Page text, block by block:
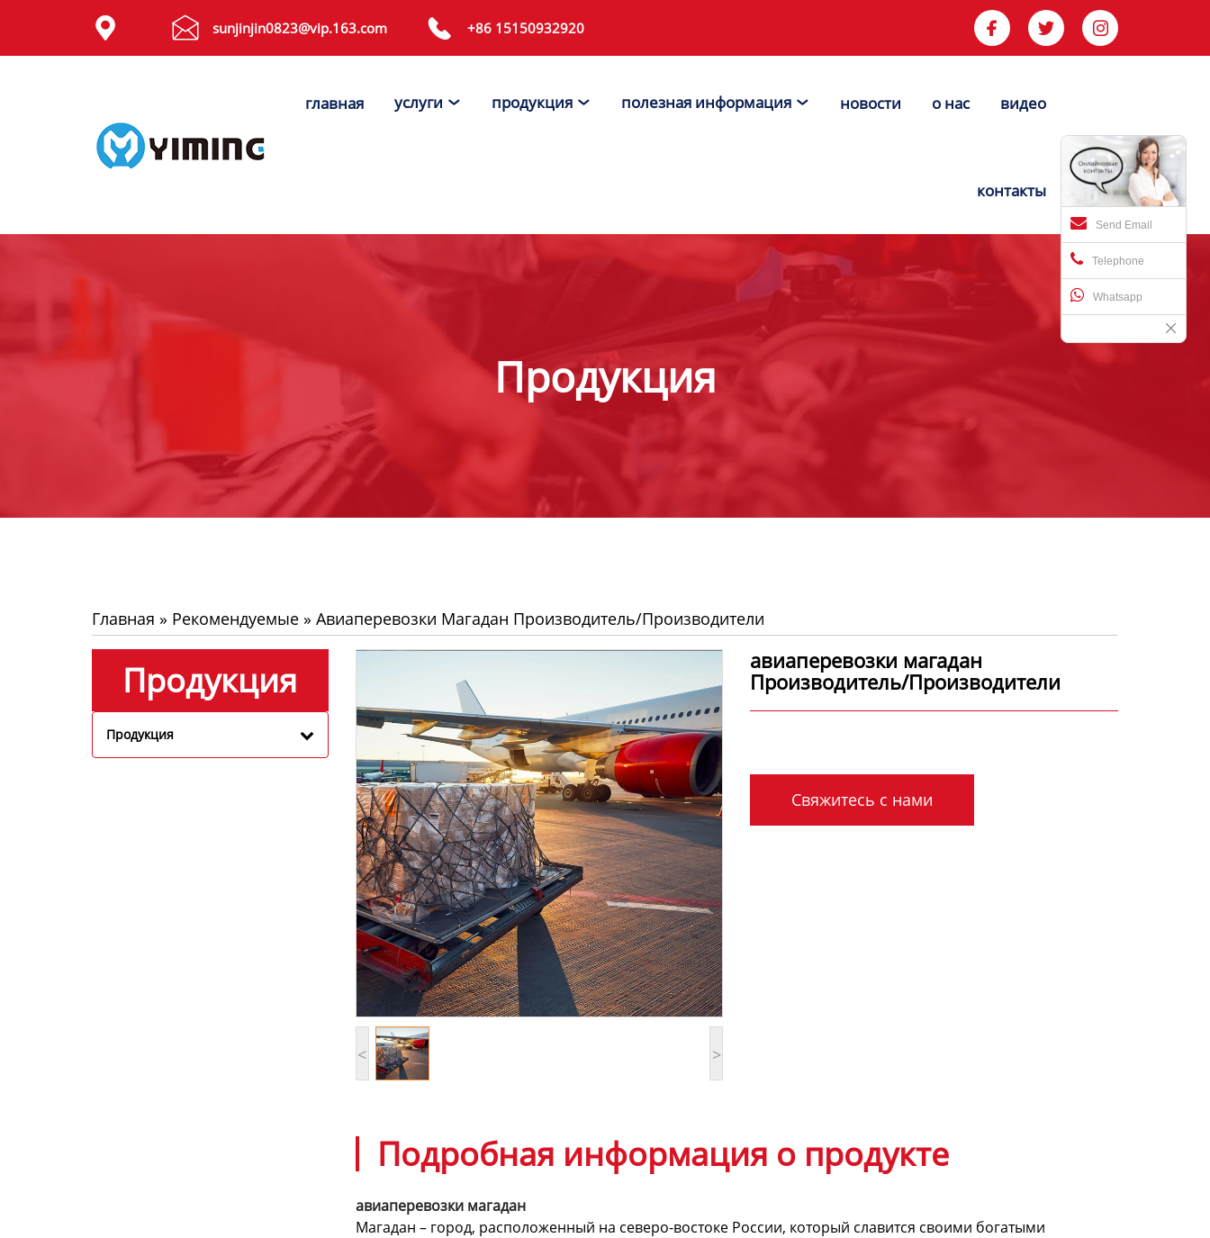
  sunjinjin0823@vip.163.com  +86 15150932920   
главная услуги  продукция  полезная информация  новости о нас видео
контакты

Send Email
Telephone
Whatsapp
Продукция
Главная » Рекомендуемые » Авиаперевозки Магадан Производитель/Производители
Продукция
Продукция
< >
авиаперевозки магадан
Производитель/Производители
Свяжитесь с нами
Подробная информация о продукте
авиаперевозки магадан
Магадан – город, расположенный на северо-востоке России, который славится своими богатыми